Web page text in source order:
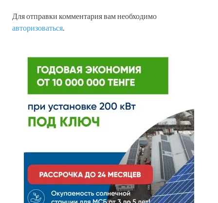
Для отправки комментария вам необходимо
авторизоваться